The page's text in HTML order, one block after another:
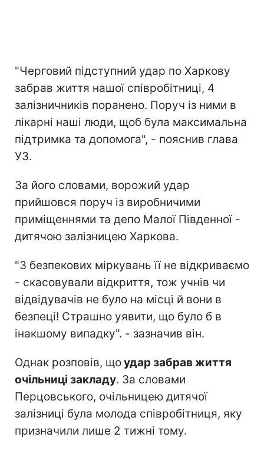
"Черговий підступний удар по Харкову
забрав життя нашої співробітниці, 4
залізничників поранено. Поруч із ними в
лікарні наші люди, щоб була максимальна
підтримка та допомога", - пояснив глава
УЗ.
За його словами, ворожий удар
прийшовся поруч із виробничими
приміщеннями та депо Малої Південної -
дитячою залізницею Харкова.
"З безпекових міркувань її не відкриваємо
- скасовували відкриття, тож учнів чи
відвідувачів не було на місці й вони в
безпеці! Страшно уявити, що було б в
інакшому випадку". - зазначив він.
Однак розповів, щоудар забрав життя
очільниці закладу. За словами
Перцовського, очільницею дитячої
залізниці була молода співробітниця, яку
призначили лише 2 тижні тому.